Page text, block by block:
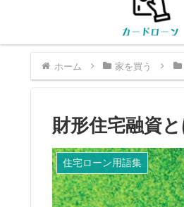
ホーム 家を買う
財形住宅融資
住宅ローン用語集